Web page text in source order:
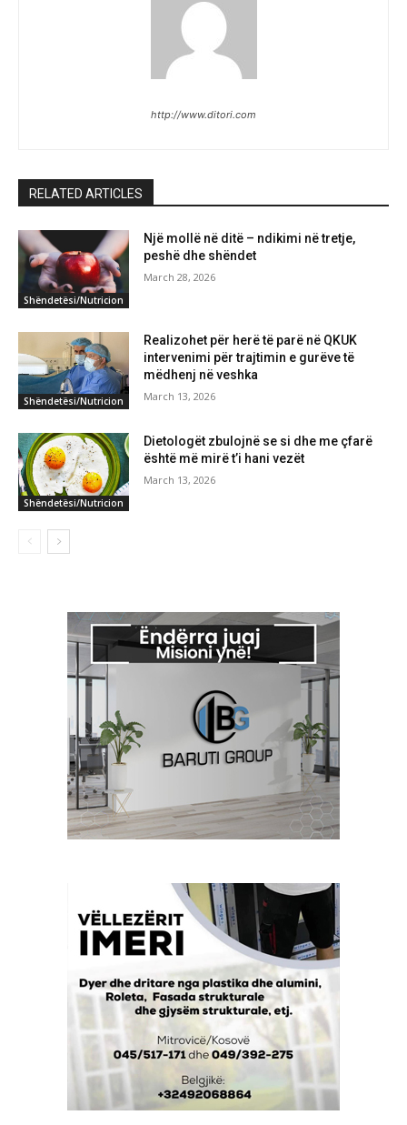
http://www.ditori.com
RELATED ARTICLES
Shëndetësi/Nutricion
Një mollë në ditë – ndikimi në tretje,
peshë dhe shëndet
March 28, 2026
Shëndetësi/Nutricion
Realizohet për herë të parë në QKUK
intervenimi për trajtimin e gurëve të
mëdhenj në veshka
March 13, 2026
Shëndetësi/Nutricion
Dietologët zbulojnë se si dhe me çfarë
është më mirë t’i hani vezët
March 13, 2026